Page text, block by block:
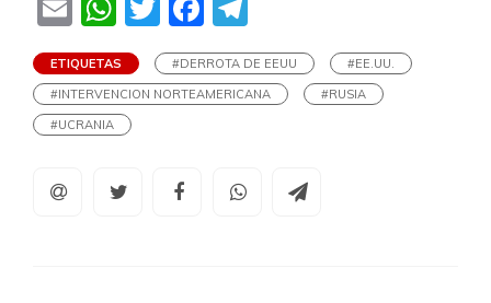
EmailWhatsApp
TwitterFacebook
ETIQUETAS #DERROTA DE EEUU
#EE.UU.
#INTERVENCION NORTEAMERICANA
#RUSIA
#UCRANIA